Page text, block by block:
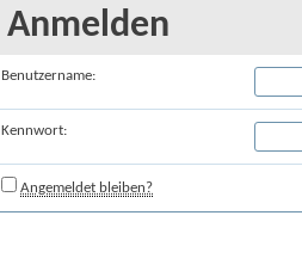
Anmelden
Benutzername:
Kennwort:
Angemeldet bleiben?